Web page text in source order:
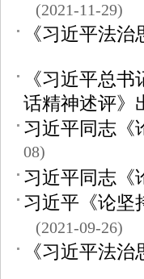
(2021-11-29)
《习近平法
《习近平总
话精神述评》
习近平同志《
08)
习近平同志《
习近平《论坚
(2021-09-26)
《习近平法